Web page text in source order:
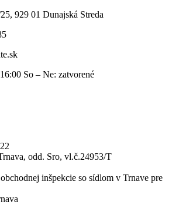
929 01 Dunajská Streda
So – Ne: zatvorené
odd. Sro, vl.č.24953/T
inšpekcie so sídlom v Trnave pre